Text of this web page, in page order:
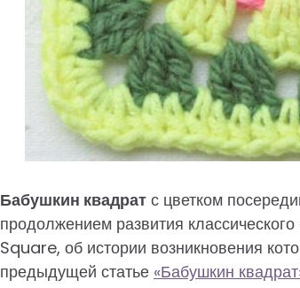
Бабушкин квадрат с цветком
продолжением развития
Square, об истории возникновения
предыдущей статье «Бабушкин